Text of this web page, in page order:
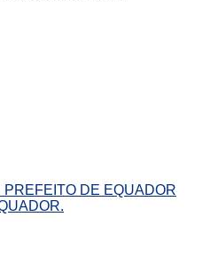
DE EQUADOR